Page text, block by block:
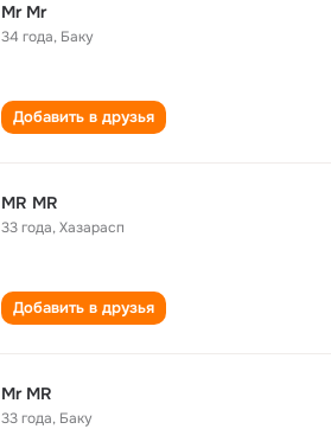
Mr Mr
34 года, Баку
Добавить в друзья
MR MR
33 года,Хазарасп
Добавить в друзья
Mr MR
33 года, Баку